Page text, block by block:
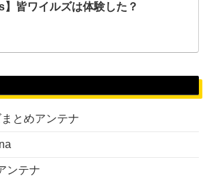
】皆ワイルズは体験した？
とめアンテナ
ンテナ